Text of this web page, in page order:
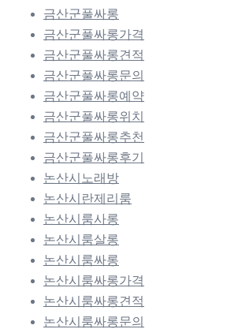
금산군풀싸롱
금산군풀싸롱가격
금산군풀싸롱견적
금산군풀싸롱문의
금산군풀싸롱예약
금산군풀싸롱위치
금산군풀싸롱추천
금산군풀싸롱후기
논산시노래방
논산시란제리룸
논산시룸사롱
논산시룸살롱
논산시룸싸롱
논산시룸싸롱가격
논산시룸싸롱견적
논산시룸싸롱문의